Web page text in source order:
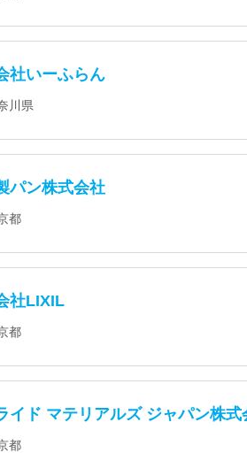
社いーふらん
川県
パン株式会社
都
社LIXIL
都
イド マテリアルズ ジャパン株式
都